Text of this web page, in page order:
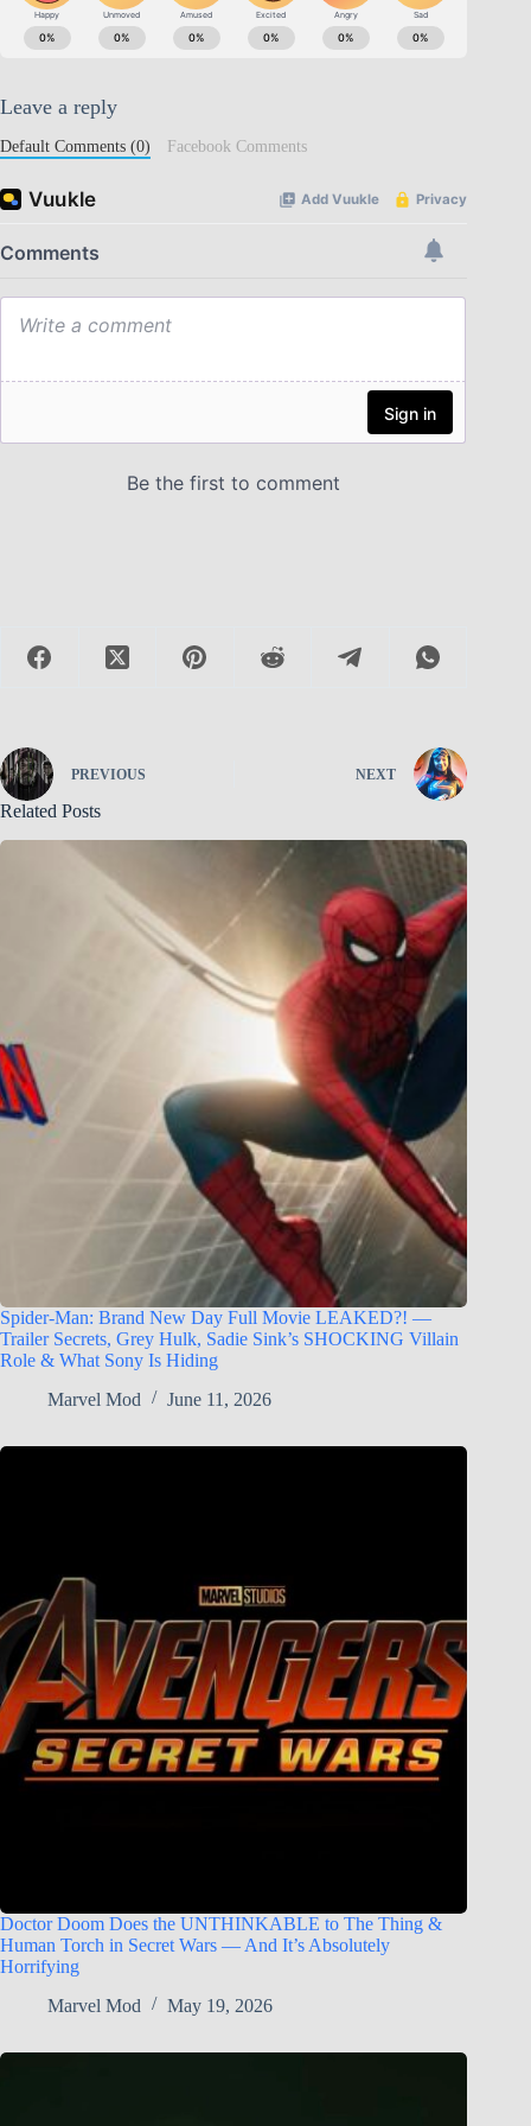
Leave a reply
Default Comments (0) Facebook Comments
PREVIOUS NEXT
Related Posts
Spider-Man: Brand New Day Full Movie LEAKED?! —
Trailer Secrets, Grey Hulk, Sadie Sink’s SHOCKING Villain
Role & What Sony Is Hiding
Marvel Mod
June 11, 2026
Doctor Doom Does the UNTHINKABLE to The Thing &
Human Torch in Secret Wars — And It’s Absolutely
Horrifying
Marvel Mod
May 19, 2026